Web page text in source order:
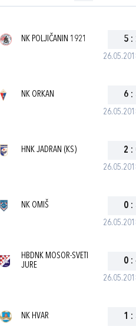
NK POLJIČANIN 1921 5 :
NK ORKAN 6 :
HNK JADRAN (KS) 2 :
NK OMIŠ 0 :
HBDNK MOSOR-SVETI
JURE
0 :
NK HVAR 1 :